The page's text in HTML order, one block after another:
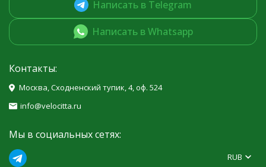
Написать в Telegram
Написать в Whatsapp
Контакты:
Москва, Сходненский тупик, 4, оф. 524
info@velocitta.ru
Мы в социальных сетях:
RUB